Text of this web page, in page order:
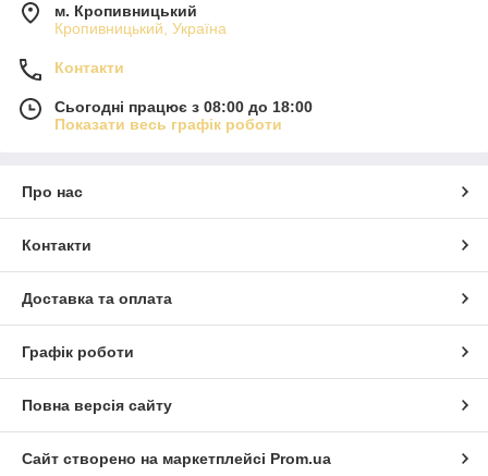
м. Кропивницький
Кропивницький, Україна
Контакти
Сьогодні працює з 08:00 до 18:00
Показати весь графік роботи
Про нас
Контакти
Доставка та оплата
Графік роботи
Повна версія сайту
Сайт створено на маркетплейсі Prom.ua